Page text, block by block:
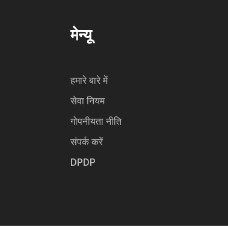
मेन्यू
हमारे बारे में
सेवा नियम
गोपनीयता नीति
संपर्क करें
DPDP